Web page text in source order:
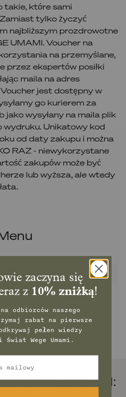
takie, które sami
tylko życzyć
najbliższym prozdrowotne
UMAMI. Voucher na
na przemyślane,
przez ekspertów posiłki
maila na adres
jest dostępny w
go kurierem za
jako wysyłany na maila plik
wydruku. Unikatowy kod
od daty zakupu i można
RAZ - niewykorzystane
zakupów może być
lub wyższa, ale wtedy
5.08
6.08
7.08
ORDER
zamówienie od:
zaczyna się
z 10% zniżką!
odbiorców naszego
rabat na pierwsze
pełen wiedzy
Wege Umami.